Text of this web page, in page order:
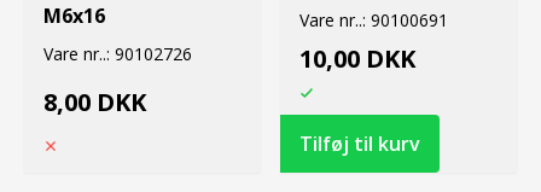
M6x16
Vare nr..: 90102726
8,00 DKK
Vare nr..: 90100691
10,00 DKK